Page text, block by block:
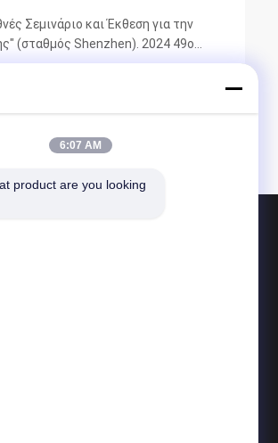
Σεμινάριο και Έκθεση για την
(σταθμός Shenzhen). 2024 49ο
μετρήσεων, τα πρότυπα,και
6:07 AM
product are you looking